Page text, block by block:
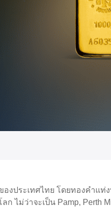
ประเทศไทย โดยทองคำแท่
ไม่ว่าจะเป็น Pamp, Perth